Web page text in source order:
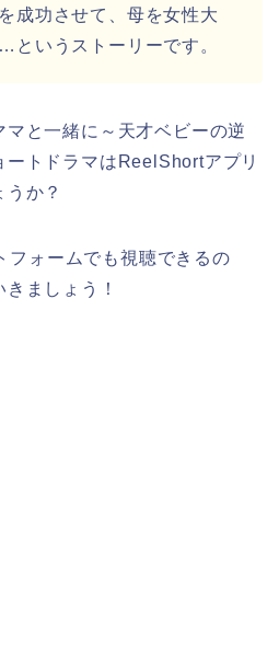
成功させて、母を女性大
というストーリーです。
マと一緒に～天才ベビーの逆
ートドラマはReelShortアプリ
か？
フォームでも視聴できるの
ましょう！